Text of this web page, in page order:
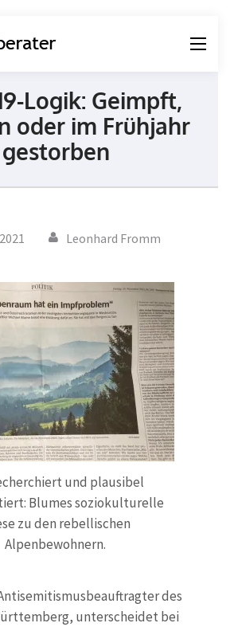
Logik: Geimpft,
oder im Frühjahr
gestorben
Leonhard Fromm
und plausibel
Blumes soziokulturelle
zu den rebellischen
Alpenbewohnern.
des
unterscheidet bei